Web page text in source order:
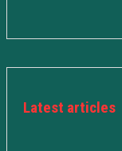
Latest articles